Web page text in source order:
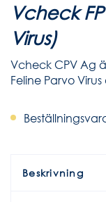
Vcheck
Virus)
Vcheck CPV Ag
Feline Parvo
Beskrivning